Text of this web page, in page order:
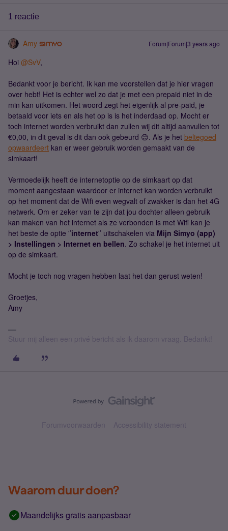
1 reactie
Amy Forum|Forum|3 years ago
Hoi @SvV,
Bedankt voor je bericht. Ik kan me voorstellen dat je hier vragen
over hebt! Het is echter wel zo dat je met een prepaid niet in de
min kan uitkomen. Het woord zegt het eigenlijk al pre-paid, je
betaald voor iets en als het op is is het inderdaad op. Mocht er
toch internet worden verbruikt dan zullen wij dit altijd aanvullen tot
€0,00, in dit geval is dit dan ook gebeurd 😊. Als je het beltegoed
opwaardeert kan er weer gebruik worden gemaakt van de
simkaart!
Vermoedelijk heeft de internetoptie op de simkaart op dat
moment aangestaan waardoor er internet kan worden verbruikt
op het moment dat de Wifi even wegvalt of zwakker is dan het 4G
netwerk. Om er zeker van te zijn dat jou dochter alleen gebruik
kan maken van het internet als ze verbonden is met Wifi kan je
het beste de optie '’internet'’ uitschakelen via Mijn Simyo (app)
> Instellingen > Internet en bellen. Zo schakel je het internet uit
op de simkaart.
Mocht je toch nog vragen hebben laat het dan gerust weten!
Groetjes,
Amy
Stuur mij alleen een privé bericht als ik daarom vraag. Bedankt!
Forumvoorwaarden Accessibility statement
Waarom duur doen?
Maandelijks gratis aanpasbaar